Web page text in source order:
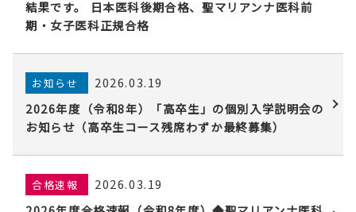
結果です。 日本医科後期合格、聖マリアンナ医科前
期・女子医科正規合格
お知らせ
2026.03.19
2026年度（令和8年）「高卒生」の個別入学説明会の
お知らせ（高卒生コース残席わずか最終募集）
合格速報
2026.03.19